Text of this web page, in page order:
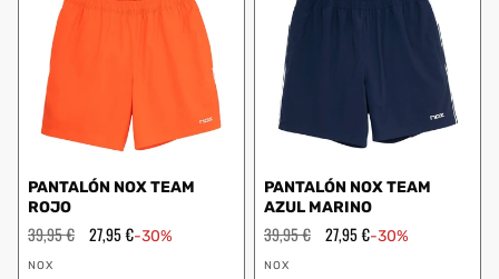
PANTALÓN NOX TEAM
ROJO
Precio
habitual
39,95 € Precio
de
27,95 €-30%
Proveedor:
NOX
PANTALÓN NOX TEAM
AZUL MARINO
Precio
habitual
39,95 € Precio
de
27,95 €-30%
Proveedor:
NOX